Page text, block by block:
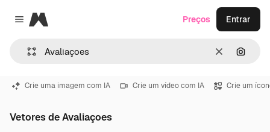
Close menu
Magnific
Limpar
Preços Entrar
Crie uma imagem com IA Crie um vídeo com IA Crie um
Vetores de Avaliaçoes